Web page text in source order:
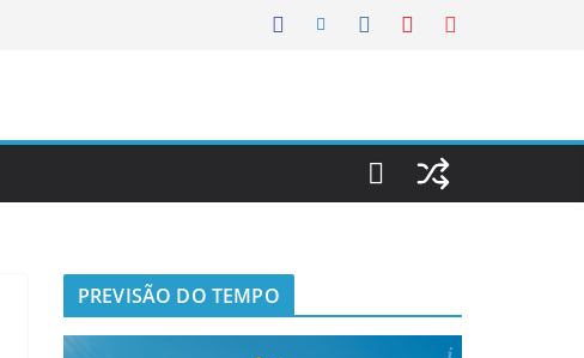
PREVISÃO DO TEMPO